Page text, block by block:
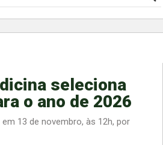
seleciona
o ano de 2026
13 de novembro, às 12h, por